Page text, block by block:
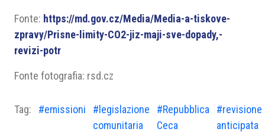
Fonte: https://md.gov.cz/Media/Media-a-tiskove-
zpravy/Prisne-limity-CO2-jiz-maji-sve-dopady,-
revizi-potr
Fonte fotografia: rsd.cz
Tag: #emissioni
#legislazione
comunitaria
#Repubblica
Ceca
#revisione
anticipata